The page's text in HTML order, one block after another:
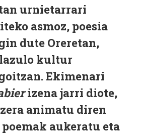
urnietarrari
asmoz, poesia
dute Oreretan,
kultur
Ekimenari
izena jarri diote,
animatu diren
aukeratu eta